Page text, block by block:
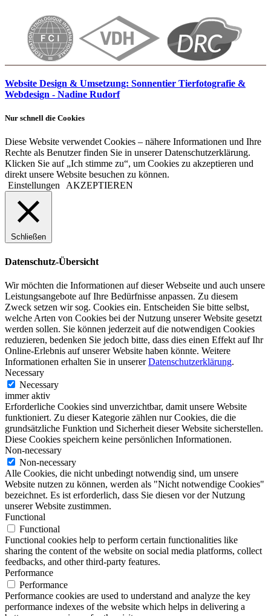
Website Design & Umsetzung: Sonnentier Tierfotografie &
Webdesign - Nadine Rudorf
Nur schnell die Cookies
Diese Website verwendet Cookies – nähere Informationen und Ihre
Rechte als Benutzer finden Sie in unserer Datenschutzerklärung.
Klicken Sie auf „Ich stimme zu“, um Cookies zu akzeptieren und
direkt unsere Website besuchen zu können.
Einstellungen AKZEPTIEREN
Schließen
Datenschutz-Übersicht
Wir möchten die Informationen auf dieser Webseite und auch unsere
Leistungsangebote auf Ihre Bedürfnisse anpassen. Zu diesem
Zweck setzen wir sog. Cookies ein. Entscheiden Sie bitte selbst,
welche Arten von Cookies bei der Nutzung unserer Website gesetzt
werden sollen. Sie können jederzeit auf die notwendigen Cookies
reduzieren, bedenken Sie jedoch bitte, dass dies einen Effekt auf Ihr
Online-Erlebnis auf unserer Website haben könnte. Weitere
Informationen erhalten Sie in unsererDatenschutzerklärung.
Necessary
Necessary
immer aktiv
Erforderliche Cookies sind unverzichtbar, damit unsere Website
funktioniert. Zu dieser Kategorie zählen nur Cookies, die die
grundsätzliche Funktion und Sicherheit dieser Website sicherstellen.
Diese Cookies speichern keine persönlichen Informationen.
Non-necessary
Non-necessary
Alle Cookies, die nicht unbedingt notwendig sind, um unsere
Website nutzen zu können, werden als "Nicht notwendige Cookies"
bezeichnet. Es ist erforderlich, dass Sie diesen vor der Nutzung
unserer Website zustimmen.
Functional
Functional
Functional cookies help to perform certain functionalities like
sharing the content of the website on social media platforms, collect
feedbacks, and other third-party features.
Performance
Performance
Performance cookies are used to understand and analyze the key
performance indexes of the website which helps in delivering a